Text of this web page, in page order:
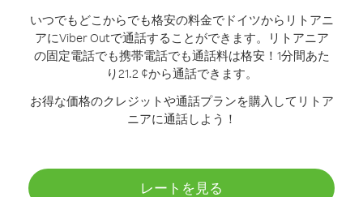
いつでもどこからでも格安の料金でドイツからリトアニ
アにViber Outで通話することができます。
リトアニア
の固定電話でも携帯電話でも通話料は格安！1分間あた
り21.2 ¢から通話できます。
お得な価格のクレジットや通話プランを購入してリトア
ニアに通話しよう！
レートを見る